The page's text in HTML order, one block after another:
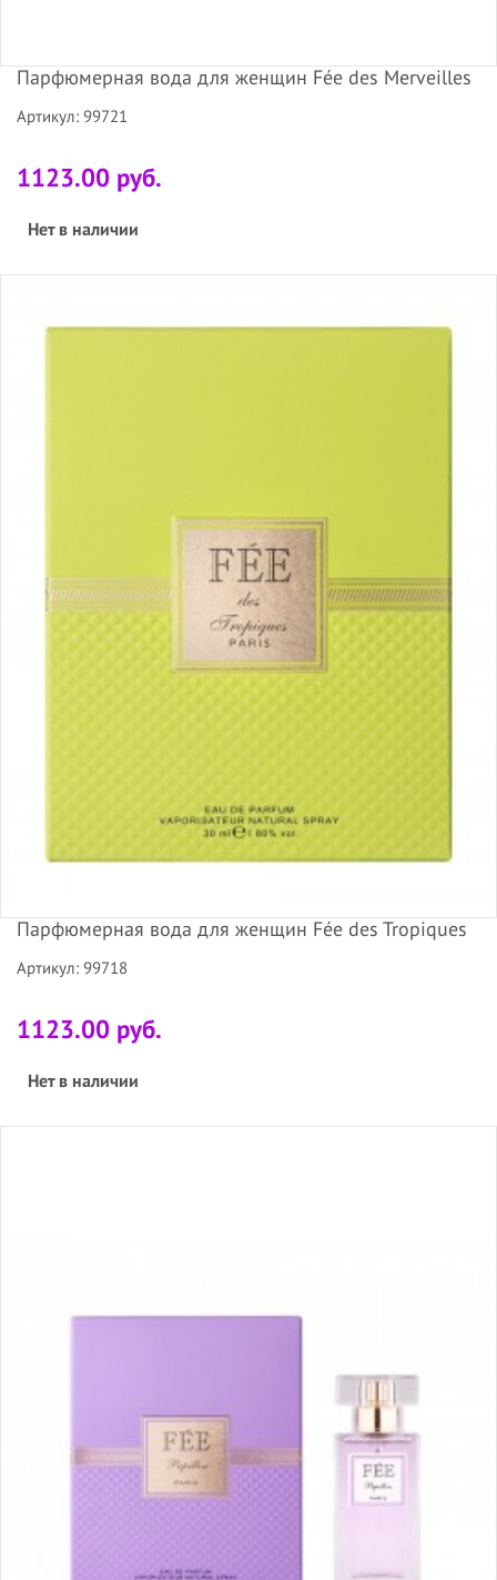
Парфюмерная вода для женщин Fée des Merveilles
Артикул: 99721
1123.00 руб.
Нет в наличии
Парфюмерная вода для женщин Fée des Tropiques
Артикул: 99718
1123.00 руб.
Нет в наличии